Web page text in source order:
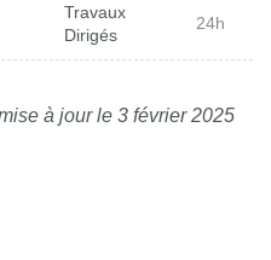
Travaux
Dirigés
24h
à jour le 3 février 2025